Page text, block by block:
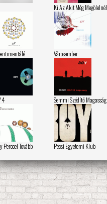
Ki Az Akit Még Megölelnél
Városember
Semmi Szédítő Magasság
Perccel Tovább Pécsi Egyetemi Klub